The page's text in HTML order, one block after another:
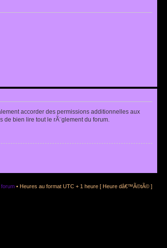
accorder des permissions additionnelles aux
bien lire tout le rÃ¨glement du forum.
• Heures au format UTC + 1 heure [ Heure dâ€™Ã©tÃ© ]